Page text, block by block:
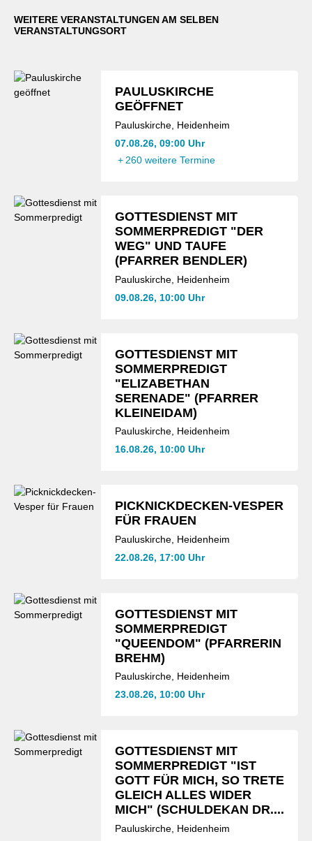
WEITERE VERANSTALTUNGEN AM SELBEN
VERANSTALTUNGSORT
PAULUSKIRCHE
GEÖFFNET
Pauluskirche, Heidenheim
07.08.26, 09:00 Uhr
+ 260 weitere Termine
GOTTESDIENST MIT
SOMMERPREDIGT "DER
WEG" UND TAUFE
(PFARRER BENDLER)
Pauluskirche, Heidenheim
09.08.26, 10:00 Uhr
GOTTESDIENST MIT
SOMMERPREDIGT
"ELIZABETHAN
SERENADE" (PFARRER
KLEINEIDAM)
Pauluskirche, Heidenheim
16.08.26, 10:00 Uhr
PICKNICKDECKEN-VESPER
FÜR FRAUEN
Pauluskirche, Heidenheim
22.08.26, 17:00 Uhr
GOTTESDIENST MIT
SOMMERPREDIGT
"QUEENDOM" (PFARRERIN
BREHM)
Pauluskirche, Heidenheim
23.08.26, 10:00 Uhr
GOTTESDIENST MIT
SOMMERPREDIGT "IST
GOTT FÜR MICH, SO TRETE
GLEICH ALLES WIDER
MICH" (SCHULDEKAN DR....
Pauluskirche, Heidenheim